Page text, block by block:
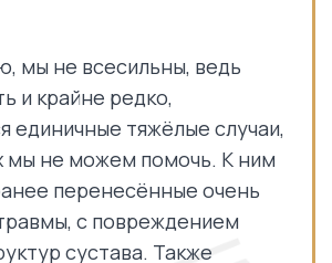
мы не всесильны, ведь
и крайне редко,
единичные тяжёлые случаи,
мы не можем помочь. К ним
перенесённые очень
с повреждением
сустава. Также